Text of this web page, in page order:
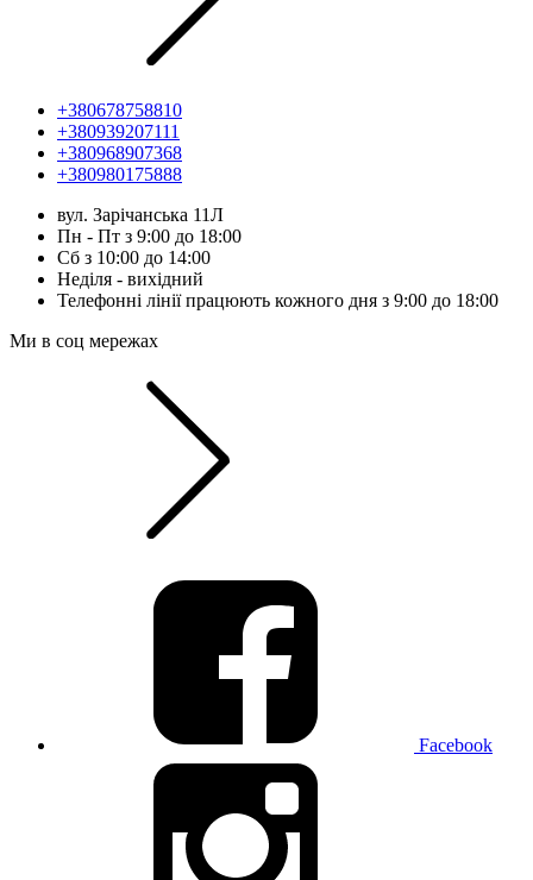
+380678758810
+380939207111
+380968907368
+380980175888
вул. Зарічанська 11Л
Пн - Пт з 9:00 до 18:00
Сб з 10:00 до 14:00
Неділя - вихідний
Телефонні лінії працюють кожного дня з 9:00 до 18:00
Ми в соц мережах
Facebook